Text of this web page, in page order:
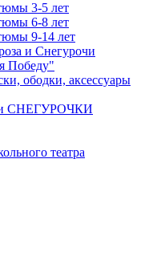
3-5 лет
6-8 лет
9-14 лет
и Снегурочи
Победу"
ободки, аксессуары
СНЕГУРОЧКИ
театра